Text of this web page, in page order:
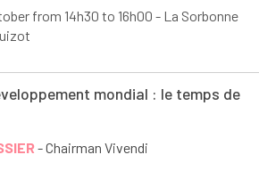
from 14h30 to 16h00 - La Sorbonne
mondial : le temps de
- Chairman Vivendi